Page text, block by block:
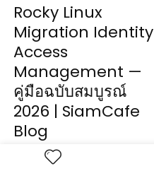
Rocky Linux
Migration Identity
Access
Management —
คู่มือฉบับสมบูรณ์
2026 | SiamCafe
Blog